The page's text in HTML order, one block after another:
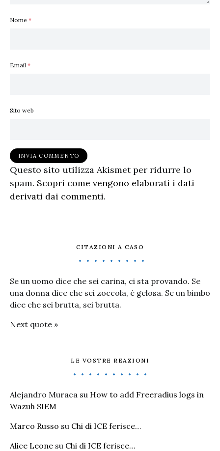
Nome *
Email *
Sito web
Questo sito utilizza Akismet per ridurre lo
spam. Scopri come vengono elaborati i dati
derivati dai commenti.
CITAZIONI A CASO
Se un uomo dice che sei carina, ci sta provando. Se
una donna dice che sei zoccola, è gelosa. Se un bimbo
dice che sei brutta, sei brutta.
Next quote »
LE VOSTRE REAZIONI
Alejandro Muraca su How to add Freeradius logs in
Wazuh SIEM
Marco Russo su Chi di ICE ferisce…
Alice Leone su Chi di ICE ferisce…